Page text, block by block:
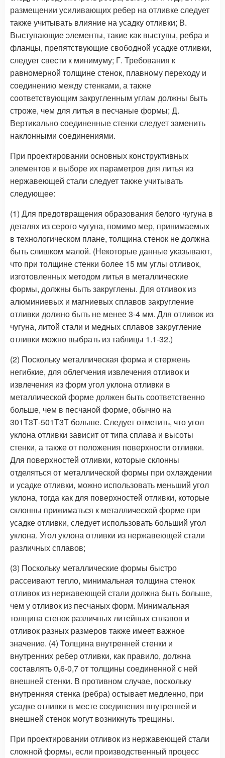
размещении усиливающих ребер на отливке следует
также учитывать влияние на усадку отливки; В.
Выступающие элементы, такие как выступы, ребра и
фланцы, препятствующие свободной усадке отливки,
следует свести к минимуму; Г. Требования к
равномерной толщине стенок, плавному переходу и
соединению между стенками, а также
соответствующим закругленным углам должны быть
строже, чем для литья в песчаные формы; Д.
Вертикально соединенные стенки следует заменить
наклонными соединениями.
При проектировании основных конструктивных
элементов и выборе их параметров для литья из
нержавеющей стали следует также учитывать
следующее:
(1) Для предотвращения образования белого чугуна в
деталях из серого чугуна, помимо мер, принимаемых
в технологическом плане, толщина стенок не должна
быть слишком малой. (Некоторые данные указывают,
что при толщине стенки более 15 мм углы отливок,
изготовленных методом литья в металлические
формы, должны быть закруглены. Для отливок из
алюминиевых и магниевых сплавов закругление
отливки должно быть не менее 3-4 мм. Для отливок из
чугуна, литой стали и медных сплавов закругление
отливки можно выбрать из таблицы 1.1-32.)
(2) Поскольку металлическая форма и стержень
негибкие, для облегчения извлечения отливок и
извлечения из форм угол уклона отливки в
металлической форме должен быть соответственно
больше, чем в песчаной форме, обычно на
301Т3Т-501Т3Т больше. Следует отметить, что угол
уклона отливки зависит от типа сплава и высоты
стенки, а также от положения поверхности отливки.
Для поверхностей отливки, которые склонны
отделяться от металлической формы при охлаждении
и усадке отливки, можно использовать меньший угол
уклона, тогда как для поверхностей отливки, которые
склонны прижиматься к металлической форме при
усадке отливки, следует использовать больший угол
уклона. Угол уклона отливки из нержавеющей стали
различных сплавов;
(3) Поскольку металлические формы быстро
рассеивают тепло, минимальная толщина стенок
отливок из нержавеющей стали должна быть больше,
чем у отливок из песчаных форм. Минимальная
толщина стенок различных литейных сплавов и
отливок разных размеров также имеет важное
значение. (4) Толщина внутренней стенки и
внутренних ребер отливки, как правило, должна
составлять 0,6-0,7 от толщины соединенной с ней
внешней стенки. В противном случае, поскольку
внутренняя стенка (ребра) остывает медленно, при
усадке отливки в месте соединения внутренней и
внешней стенок могут возникнуть трещины.
При проектировании отливок из нержавеющей стали
сложной формы, если производственный процесс